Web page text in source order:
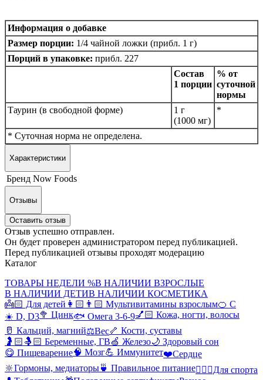
Информация о добавке
Размер порции: 1/4 чайной ложки (прибл. 1 г)
Порций в упаковке: прибл. 227
Состав
1 порции
% от
суточной
нормы
Таурин (в свободной форме)
1 г
(1000 мг)
*
* Суточная норма не определена.
Характеристики
Бренд Now Foods
Отзывы
Оставить отзыв
Отзыв успешно отправлен.
Он будет проверен администратором перед публикацией.
Перед публикацией отзывы проходят модерацию
Каталог
ТОВАРЫ НЕДЕЛИ %В НАЛИЧИИ ВЗРОСЛЫЕ
В НАЛИЧИИ ДЕТИВ НАЛИЧИИ КОСМЕТИКА
👼🏻 Для детей 👩🏻👨🏻 Мультивитамины взрослым🍊 С
☀️ D, D3🥦 Цинк🐟 Омега 3-6-9💅🏻 Кожа, ногти, волосы
🥛 Кальций, магний⚖️Вес🦴 Кости, суставы
🤰🏻🤱🏻 Беременные, ГВ🍏 Железо🌙 Здоровый сон
😋 Пищеварение🧠 Мозг💪 Иммунитет❤️Сердце
🔆Гормоны, медиаторы🍵 Правильное питание🤸🏻‍♀️Для спорта